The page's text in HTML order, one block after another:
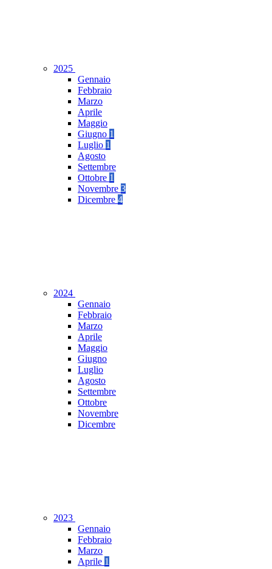
2025
Gennaio
Febbraio
Marzo
Aprile
Maggio
Giugno 1
Luglio 1
Agosto
Settembre
Ottobre 1
Novembre 3
Dicembre 4
2024
Gennaio
Febbraio
Marzo
Aprile
Maggio
Giugno
Luglio
Agosto
Settembre
Ottobre
Novembre
Dicembre
2023
Gennaio
Febbraio
Marzo
Aprile 1